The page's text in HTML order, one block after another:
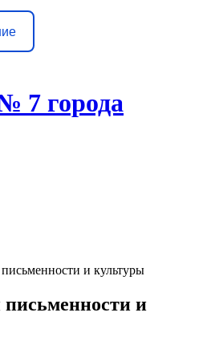
7 города
и культуры
письменности и